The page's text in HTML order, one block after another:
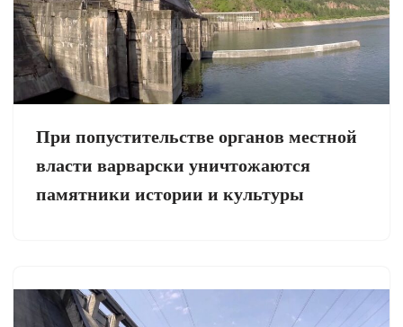
При попустительстве органов местной
власти варварски уничтожаются
памятники истории и культуры